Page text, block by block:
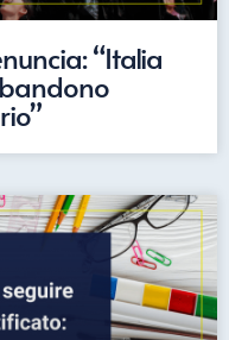
“Italia